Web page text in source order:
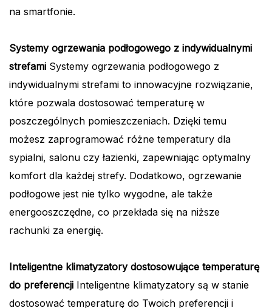
na smartfonie.
Systemy ogrzewania podłogowego z indywidualnymi
strefami Systemy ogrzewania podłogowego z
indywidualnymi strefami to innowacyjne rozwiązanie,
które pozwala dostosować temperaturę w
poszczególnych pomieszczeniach. Dzięki temu
możesz zaprogramować różne temperatury dla
sypialni, salonu czy łazienki, zapewniając optymalny
komfort dla każdej strefy. Dodatkowo, ogrzewanie
podłogowe jest nie tylko wygodne, ale także
energooszczędne, co przekłada się na niższe
rachunki za energię.
Inteligentne klimatyzatory dostosowujące temperaturę
do preferencji Inteligentne klimatyzatory są w stanie
dostosować temperaturę do Twoich preferencji i